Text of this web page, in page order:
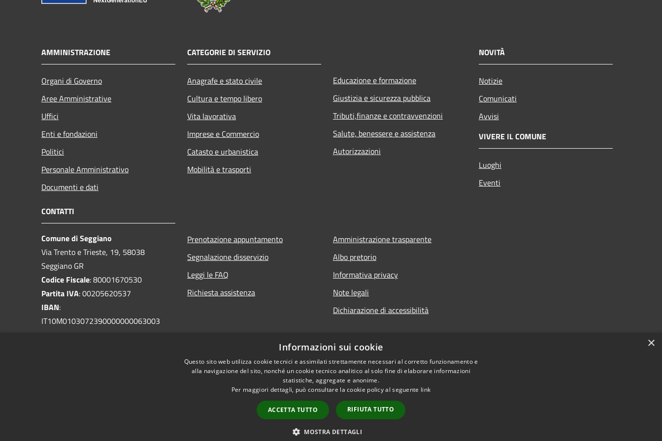
AMMINISTRAZIONE
Organi di Governo
Aree Amministrative
Uffici
Enti e fondazioni
Politici
Personale Amministrativo
Documenti e dati
CATEGORIE DI SERVIZIO
Anagrafe e stato civile
Cultura e tempo libero
Vita lavorativa
Imprese e Commercio
Catasto e urbanistica
Mobilità e trasporti
Educazione e formazione
Giustizia e sicurezza pubblica
Tributi,finanze e contravvenzioni
Salute, benessere e assistenza
Autorizzazioni
NOVITÀ
Notizie
Comunicati
Avvisi
VIVERE IL COMUNE
Luoghi
Eventi
CONTATTI
Comune di Seggiano
Via Trento e Trieste, 19, 58038
Seggiano GR
Codice Fiscale: 80001670530
Partita IVA: 00205620537
IBAN:
IT10M0103072390000000063003
Prenotazione appuntamento
Segnalazione disservizio
Leggi le FAQ
Richiesta assistenza
Amministrazione trasparente
Albo pretorio
Informativa privacy
Note legali
Dichiarazione di accessibilità
Copyright © 2026 • Comune di Seggiano • Powered by
×
Informazioni sui cookie
Questo sito web utilizza cookie tecnici e assimilati strettamente necessari al corretto funzionamento e
alla navigazione del sito, nonché un cookie tecnico analitico al solo fine di elaborare informazioni
statistiche, aggregate e anonime.
Per maggiori dettagli, può consultare la cookie policy al seguente link
ACCETTA TUTTO RIFIUTA TUTTO
MOSTRA DETTAGLI